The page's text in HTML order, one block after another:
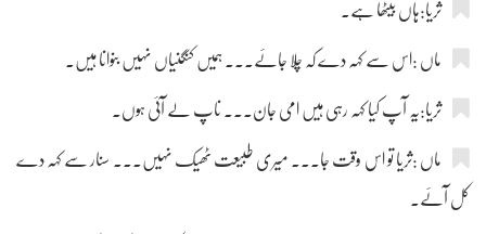
ثریا:ہاں بیٹھا ہے۔
ماں :اس سے کہہ دے کہ چلا جائے۔۔۔ ہمیں کنگنیاں نہیں بنوانا ہیں۔
ثریا:یہ آپ کیا کہہ رہی ہیں امی جان۔۔۔ ناپ لے آئی ہوں۔
ماں :ثریا تو اس وقت جا۔۔۔ میری طبیعت ٹھیک نہیں۔۔۔ سنار سے کہہ دے
کل آئے۔